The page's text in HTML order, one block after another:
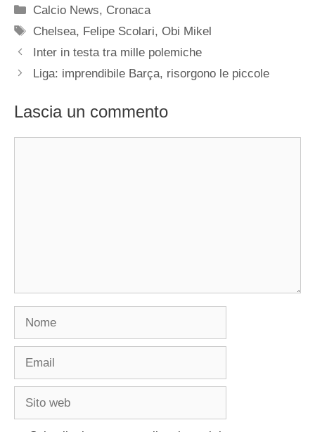
Categorie
Calcio News, Cronaca
Tag
Chelsea, Felipe Scolari,Obi Mikel
Inter in testa tra mille polemiche
Liga: imprendibile Barça, risorgono le piccole
Lascia un commento
Nome
Email
Sito